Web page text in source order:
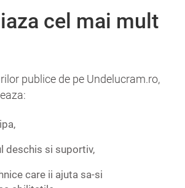
cel mai mult
publice de pe Undelucram.ro,
deschis si suportiv,
care ii ajuta sa-si